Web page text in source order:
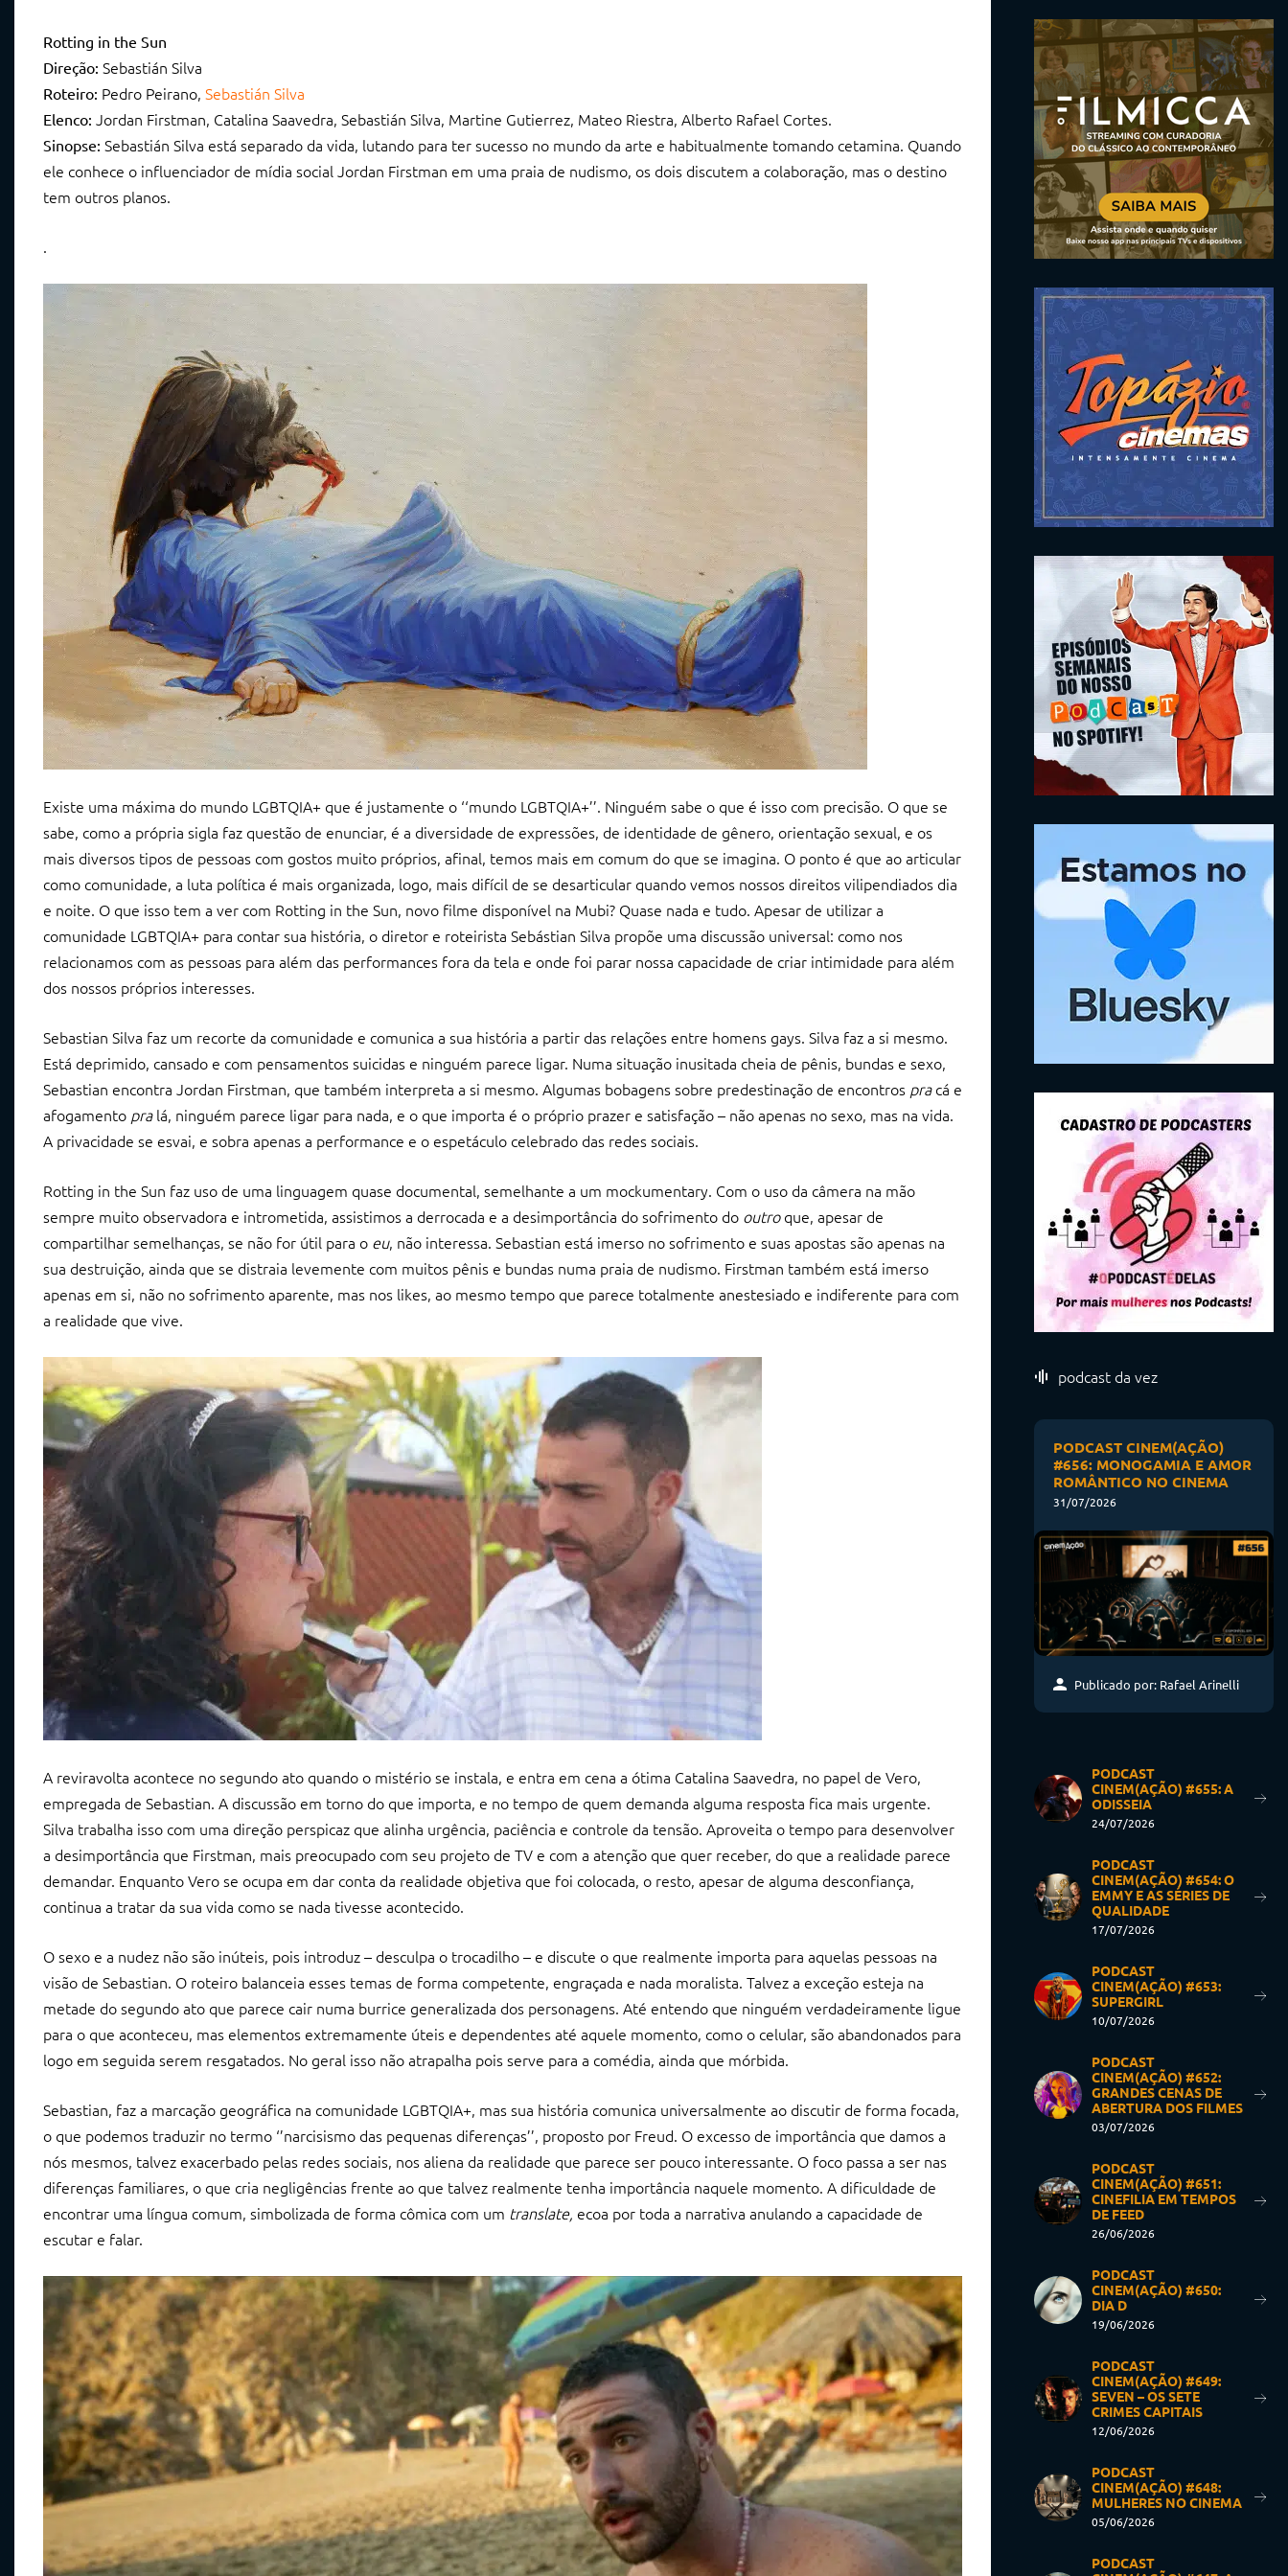
Rotting in the Sun
Direção: Sebastián Silva
Roteiro: Pedro Peirano, Sebastián Silva
Elenco: Jordan Firstman, Catalina Saavedra, Sebastián Silva, Martine Gutierrez, Mateo Riestra, Alberto Rafael Cortes.
Sinopse: Sebastián Silva está separado da vida, lutando para ter sucesso no mundo da arte e habitualmente tomando cetamina. Quando
ele conhece o influenciador de mídia social Jordan Firstman em uma praia de nudismo, os dois discutem a colaboração, mas o destino
tem outros planos.
.
Existe uma máxima do mundo LGBTQIA+ que é justamente o ‘‘mundo LGBTQIA+’’. Ninguém sabe o que é isso com precisão. O que se
sabe, como a própria sigla faz questão de enunciar, é a diversidade de expressões, de identidade de gênero, orientação sexual, e os
mais diversos tipos de pessoas com gostos muito próprios, afinal, temos mais em comum do que se imagina. O ponto é que ao articular
como comunidade, a luta política é mais organizada, logo, mais difícil de se desarticular quando vemos nossos direitos vilipendiados dia
e noite. O que isso tem a ver com Rotting in the Sun, novo filme disponível na Mubi? Quase nada e tudo. Apesar de utilizar a
comunidade LGBTQIA+ para contar sua história, o diretor e roteirista Sebástian Silva propõe uma discussão universal: como nos
relacionamos com as pessoas para além das performances fora da tela e onde foi parar nossa capacidade de criar intimidade para além
dos nossos próprios interesses.
Sebastian Silva faz um recorte da comunidade e comunica a sua história a partir das relações entre homens gays. Silva faz a si mesmo.
Está deprimido, cansado e com pensamentos suicidas e ninguém parece ligar. Numa situação inusitada cheia de pênis, bundas e sexo,
Sebastian encontra Jordan Firstman, que também interpreta a si mesmo. Algumas bobagens sobre predestinação de encontros pracá e
afogamento pralá, ninguém parece ligar para nada, e o que importa é o próprio prazer e satisfação – não apenas no sexo, mas na vida.
A privacidade se esvai, e sobra apenas a performance e o espetáculo celebrado das redes sociais.
Rotting in the Sun faz uso de uma linguagem quase documental, semelhante a um mockumentary. Com o uso da câmera na mão
sempre muito observadora e intrometida, assistimos a derrocada e a desimportância do sofrimento do outroque, apesar de
compartilhar semelhanças, se não for útil para o eu, não interessa. Sebastian está imerso no sofrimento e suas apostas são apenas na
sua destruição, ainda que se distraia levemente com muitos pênis e bundas numa praia de nudismo. Firstman também está imerso
apenas em si, não no sofrimento aparente, mas nos likes, ao mesmo tempo que parece totalmente anestesiado e indiferente para com
a realidade que vive.
A reviravolta acontece no segundo ato quando o mistério se instala, e entra em cena a ótima Catalina Saavedra, no papel de Vero,
empregada de Sebastian. A discussão em torno do que importa, e no tempo de quem demanda alguma resposta fica mais urgente.
Silva trabalha isso com uma direção perspicaz que alinha urgência, paciência e controle da tensão. Aproveita o tempo para desenvolver
a desimportância que Firstman, mais preocupado com seu projeto de TV e com a atenção que quer receber, do que a realidade parece
demandar. Enquanto Vero se ocupa em dar conta da realidade objetiva que foi colocada, o resto, apesar de alguma desconfiança,
continua a tratar da sua vida como se nada tivesse acontecido.
O sexo e a nudez não são inúteis, pois introduz – desculpa o trocadilho – e discute o que realmente importa para aquelas pessoas na
visão de Sebastian. O roteiro balanceia esses temas de forma competente, engraçada e nada moralista. Talvez a exceção esteja na
metade do segundo ato que parece cair numa burrice generalizada dos personagens. Até entendo que ninguém verdadeiramente ligue
para o que aconteceu, mas elementos extremamente úteis e dependentes até aquele momento, como o celular, são abandonados para
logo em seguida serem resgatados. No geral isso não atrapalha pois serve para a comédia, ainda que mórbida.
Sebastian, faz a marcação geográfica na comunidade LGBTQIA+, mas sua história comunica universalmente ao discutir de forma focada,
o que podemos traduzir no termo ‘’narcisismo das pequenas diferenças’’, proposto por Freud. O excesso de importância que damos a
nós mesmos, talvez exacerbado pelas redes sociais, nos aliena da realidade que parece ser pouco interessante. O foco passa a ser nas
diferenças familiares, o que cria negligências frente ao que talvez realmente tenha importância naquele momento. A dificuldade de
encontrar uma língua comum, simbolizada de forma cômica com um translate, ecoa por toda a narrativa anulando a capacidade de
escutar e falar.
podcast da vez
PODCAST CINEM(AÇÃO)
#656: MONOGAMIA E AMOR
ROMÂNTICO NO CINEMA
31/07/2026
Publicado por: Rafael Arinelli
PODCAST
CINEM(AÇÃO) #655: A
ODISSEIA
24/07/2026
PODCAST
CINEM(AÇÃO) #654: O
EMMY E AS SÉRIES DE
QUALIDADE
17/07/2026
PODCAST
CINEM(AÇÃO) #653:
SUPERGIRL
10/07/2026
PODCAST
CINEM(AÇÃO) #652:
GRANDES CENAS DE
ABERTURA DOS FILMES
03/07/2026
PODCAST
CINEM(AÇÃO) #651:
CINEFILIA EM TEMPOS
DE FEED
26/06/2026
PODCAST
CINEM(AÇÃO) #650:
DIA D
19/06/2026
PODCAST
CINEM(AÇÃO) #649:
SEVEN – OS SETE
CRIMES CAPITAIS
12/06/2026
PODCAST
CINEM(AÇÃO) #648:
MULHERES NO CINEMA
05/06/2026
PODCAST